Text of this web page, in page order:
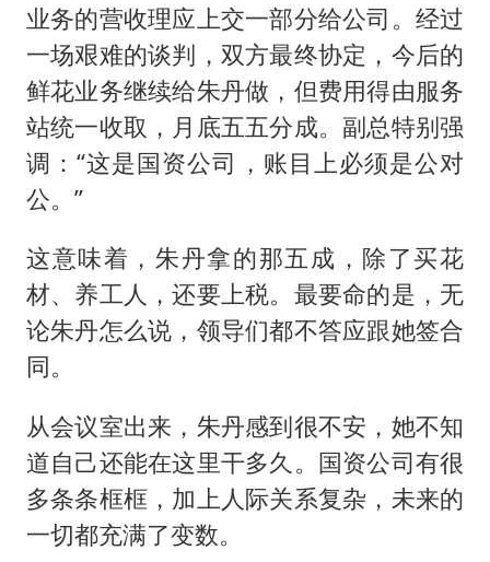
业务的营收理应上交一部分给公司。经过
一场艰难的谈判，双方最终协定，今后的
鲜花业务继续给朱丹做，但费用得由服务
站统一收取，月底五五分成。副总特别强
调：“这是国资公司，账目上必须是公对
公。”
这意味着，朱丹拿的那五成，除了买花
材、养工人，还要上税。最要命的是，无
论朱丹怎么说，领导们都不答应跟她签合
同。
从会议室出来，朱丹感到很不安，她不知
道自己还能在这里干多久。国资公司有很
多条条框框，加上人际关系复杂，未来的
一切都充满了变数。